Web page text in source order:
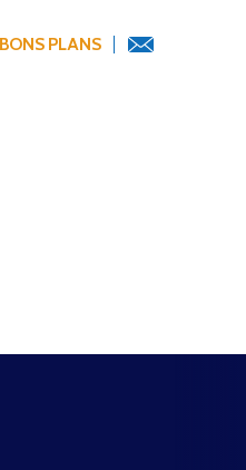
BONS PLANS